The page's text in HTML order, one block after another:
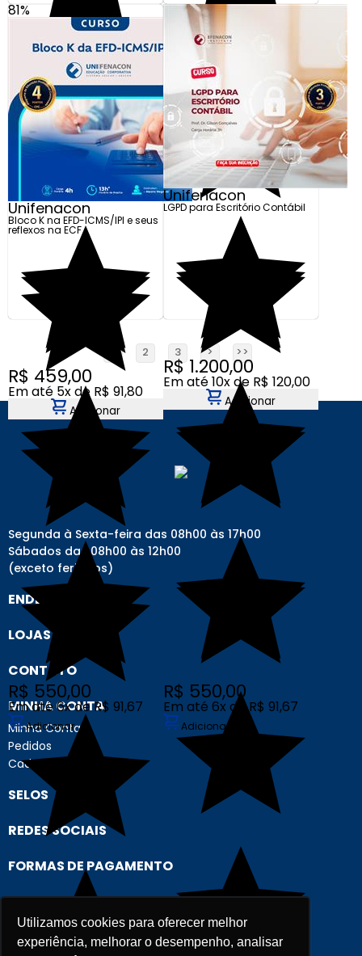
Utilizamos cookies para oferecer melhor
experiência, melhorar o desempenho, analisar
R$ 1.200,00
Em até 10x de R$ 120,00
Adicionar
R$ 1.990,00
Em até 10x de R$ 199,00
Adicionar
R$ 459,00
Em até 5x de R$ 91,80
Adicionar
R$ 1.200,00
Em até 10x de R$ 120,00
Adicionar
R$ 550,00
Em até 6x de R$ 91,67
Adicionar
R$ 550,00
Em até 6x de R$ 91,67
Adicionar
81%
Unifenacon
Bloco K na EFD-ICMS/IPI e seus
reflexos na ECF
Unifenacon
LGPD para Escritório Contábil
2 3 > >>
Segunda à Sexta-feira das 08h00 às 17h00
Sábados das 08h00 às 12h00
(exceto feriados)
ENDEREÇO
LOJAS
CONTATO
MINHA CONTA
Minha Conta
Pedidos
Cadastre-se
SELOS
REDES SOCIAIS
FORMAS DE PAGAMENTO